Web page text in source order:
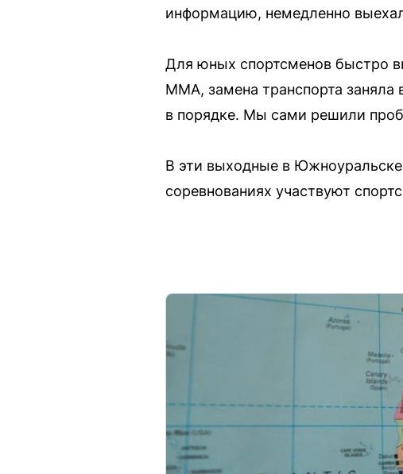
информацию, немедленно
Для юных спортсменов быстро
ММА, замена транспорта заняла
в порядке. Мы сами решили
В эти выходные в
соревнованиях участвуют